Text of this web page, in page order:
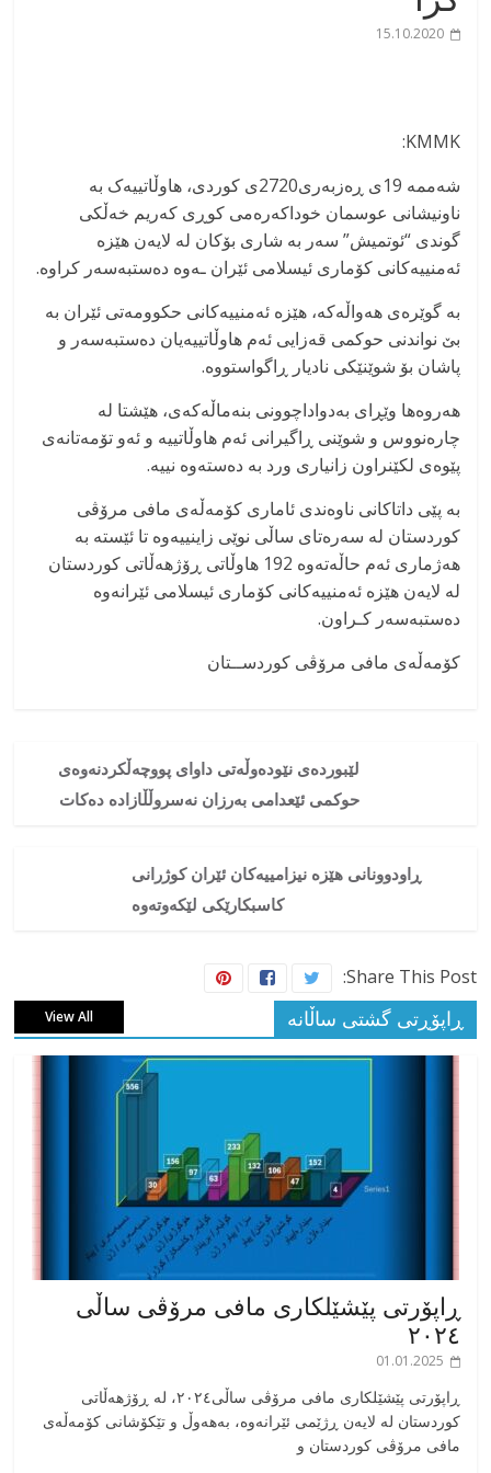
15.10.2020
KMMK:
شەممە 19ی ڕەزبەری2720ی کوردی، هاوڵاتییەک بە
ناونیشانی عوسمان خوداکەرەمی کوڕی کەریم خەڵکی
گوندی “ئوتمیش” سەر بە شاری بۆکان لە لایەن هێزە
ئەمنییەکانی کۆماری ئیسلامی ئێران ـەوە دەستبەسەر کراوە.
بە گوێرەی هەواڵەکە، هێزە ئەمنییەکانی حکوومەتی ئێران بە
بێ نواندنی حوکمی قەزایی ئەم هاوڵاتییەیان دەستبەسەر و
پاشان بۆ شوێنێکی نادیار ڕاگواستووە.
هەروەها وێڕای بەدواداچوونی بنەماڵەکەی، هێشتا لە
چارەنووس و شوێنی ڕاگیرانی ئەم هاوڵاتییە و ئەو تۆمەتانەی
پێوەی لکێنراون زانیاری ورد بە دەستەوە نییە.
بە پێی داتاکانی ناوەندی ئاماری کۆمەڵەی مافی مرۆڤی
کوردستان لە سەرەتای ساڵی نوێی زاینییەوە تا ئێستە بە
هەژماری ئەم حاڵەتەوە 192 هاوڵاتی ڕۆژهەڵاتی کوردستان
لە لایەن هێزە ئەمنییەکانی کۆماری ئیسلامی ئێرانەوە
دەستبەسەر کـراون.
کۆمەڵەی مافی مرۆڤی کوردســتان
لێبوردەی نێودەوڵەتی داوای پووچەڵکردنەوەی
حوکمی ئێعدامی بەرزان نەسروڵڵازادە دەکات
ڕاودوونانی هێزە نیزامییەکان ئێران کوژرانی
کاسبکارێکی لێکەوتەوە
Share This Post:
ڕاپۆڕتی گشتی ساڵانه View All
ڕاپۆرتی پێشێلکاری مافی مرۆڤی ساڵی
٢٠٢٤
01.01.2025
‎ڕاپۆرتی پێشێلکاری مافی مرۆڤی ساڵی٢٠٢٤، له ڕۆژهەڵاتی
کوردستان له لایەن ڕژێمی ئێرانەوە، بە‎هەوڵ و تێکۆشانی کۆمەڵەی
مافی مرۆڤی کوردستان و